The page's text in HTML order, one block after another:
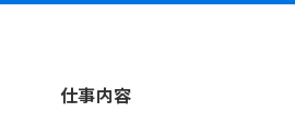
仕事内容